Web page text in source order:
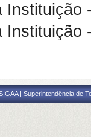
Instituição
Instituição
| Superintendência de